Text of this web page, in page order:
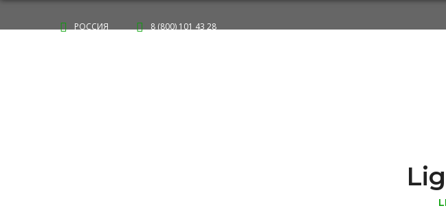
РОССИЯ 8 (800) 101 43 28